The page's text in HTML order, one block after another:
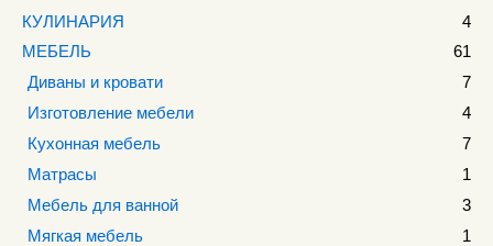
КУЛИНАРИЯ
4
МЕБЕЛЬ
61
Диваны и кровати
7
Изготовление мебели
4
Кухонная мебель
7
Матрасы
1
Мебель для ванной
3
Мягкая мебель
1